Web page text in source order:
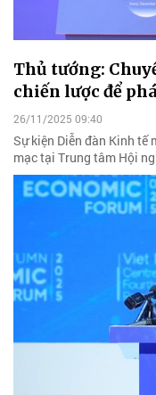
Thủ tướng:
chiến lược để
26/11/2025 09:40
Sự kiện Diễn đàn Kinh tế
mạc tại Trung tâm Hội